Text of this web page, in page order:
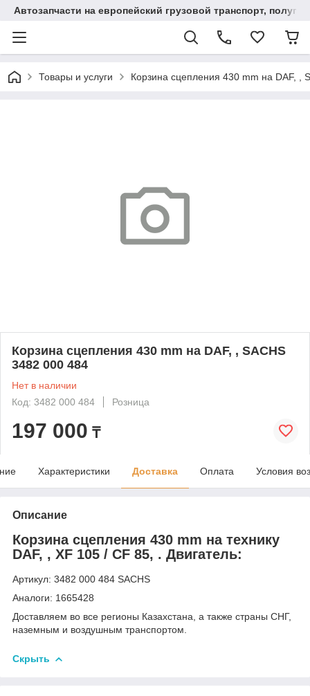
Автозапчасти на европейский грузовой транспорт,
Товары и услуги Корзина сцепления 430 mm на DAF, ,
Корзина сцепления 430 mm на DAF, , SACHS
3482 000 484
Нет в наличии
Код: 3482 000 484
Розница
197 000 ₸
Характеристики Доставка Оплата Условия
Описание
Корзина сцепления 430 mm на технику
DAF, , XF 105 / CF 85, . Двигатель:
Артикул: 3482 000 484 SACHS
Аналоги: 1665428
Доставляем во все регионы Казахстана, а также страны СНГ,
наземным и воздушным транспортом.
Скрыть